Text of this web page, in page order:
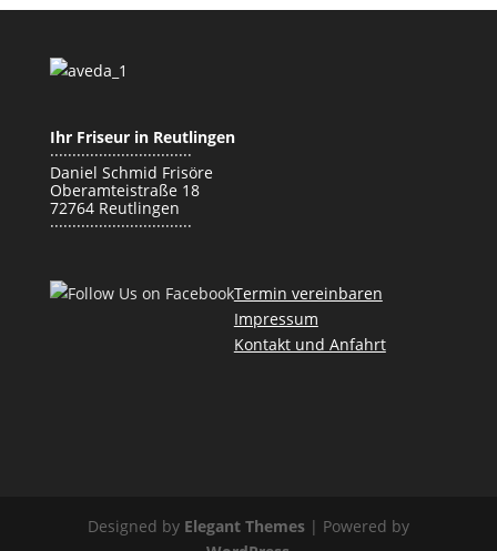
Ihr Friseur in Reutlingen
································
Daniel Schmid Frisöre
Oberamteistraße 18
72764 Reutlingen
································
Termin vereinbaren
Impressum
Kontakt und Anfahrt
Designed by Elegant Themes| Powered by